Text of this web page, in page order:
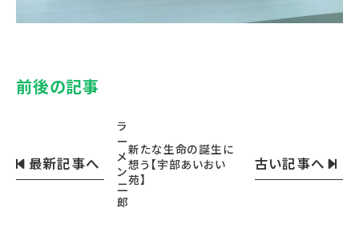
前後の記事
最新記事へ
ラ
ー
メ
ン
二
郎
古い記事へ
新たな生命の誕生に
想う【宇部あいおい
苑】